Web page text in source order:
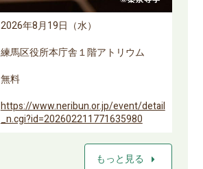
2026年8月19日（水）
練馬区役所本庁舎１階アトリウム
無料
https://www.neribun.or.jp/event/detail
_n.cgi?id=202602211771635980
もっと見る arrow_right